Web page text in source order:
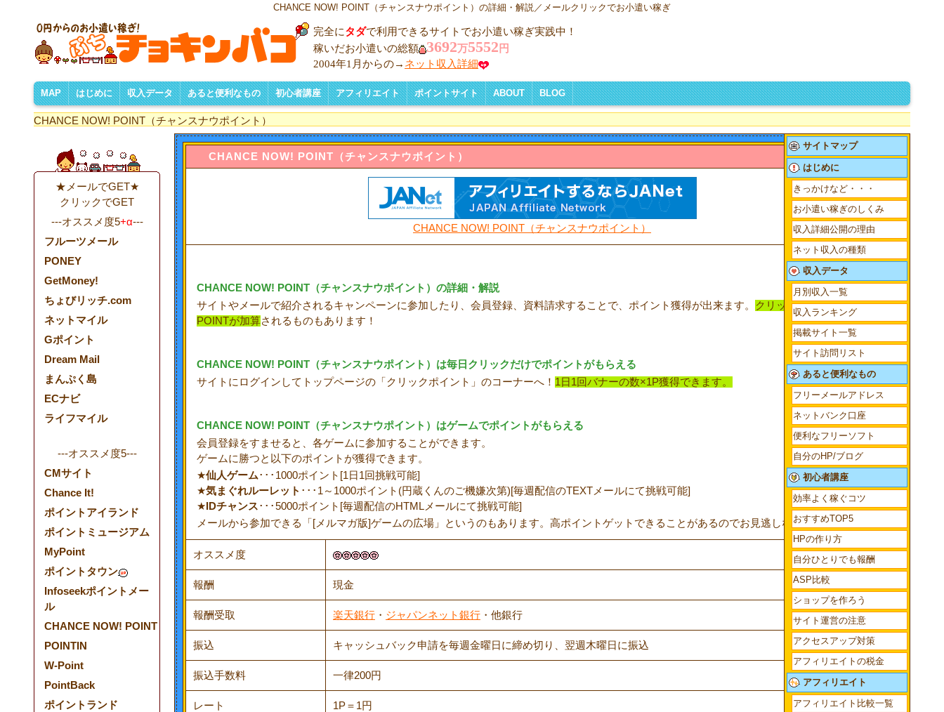
CHANCE NOW! POINT（チャンスナウポイント）の詳細・解説／メールクリックでお小遣い稼ぎ
完全にタダで利用できるサイトでお小遣い稼ぎ実践中！
稼いだお小遣いの総額
3692万5552 円
2004年1月からの→ ネット収入詳細
MAP はじめに
お小遣い稼ぎとは
きっかけなど・・・
お小遣い稼ぎのしくみ
収入詳細公開の理由
ネット収入の種類
収入データ
収入データについて
月別収入一覧
収入ランキング
掲載サイト一覧
サイト訪問リスト
あると便利なもの
あると便利なものリスト
フリーメールアドレス
ネットバンク口座
便利なフリーソフト
自分のHP/ブログ
初心者講座
初心者講座 一覧
効率よく稼ぐコツ
おすすめTOP5
HPの作り方
自分ひとりでも報酬
ASP比較
ショップを作ろう
サイト運営の注意
アクセスアップ対策
アフィリエイトの税金
アフィリエイト
広告収入のいろいろなタイプ
アフィリエイトとは
アフィリエイト比較一覧
ブログ記事型比較一覧
リンクスタッフ比較一覧
クリック保証比較一覧
携帯専用ASP比較一覧
ポイントサイト
ポイントサイトについて
アンケート比較一覧
ポイントサイト
クメールリックで稼ぐ
携帯メール
ABOUT
ABOUT ME
BLOG
BLOG
CHANCE NOW! POINT（チャンスナウポイント）
★メールでGET★
クリックでGET
---オススメ度5+α---
フルーツメール
PONEY
GetMoney!
ちょびリッチ.com
ネットマイル
Gポイント
Dream Mail
まんぷく島
ECナビ
ライフマイル
---オススメ度5---
CMサイト
Chance It!
ポイントアイランド
ポイントミュージアム
MyPoint
ポイントタウン
Infoseekポイントメー
ル
CHANCE NOW! POINT
POINTIN
W-Point
PointBack
ポイントランド
CHANCE NOW! POINT （チャンスナウポイント）
CHANCE NOW! POINT（チャンスナウポイント）
CHANCE NOW! POINT （チャンスナウポイント ）の詳細・解説
サイトやメールで紹介されるキャンペーンに参加したり、会員登録、資料請求することで、ポイント獲得が出来ます。
クリックするだけで
POINTが加算されるものもあります！
CHANCE NOW! POINT（チャンスナウポイント）は毎日クリックだけでポイントがもらえる
サイトにログインしてトップページの「クリックポイント」のコーナーへ！ 1日1回バナーの数×1P獲得できます。
CHANCE NOW! POINT（チャンスナウポイント）はゲームでポイントがもらえる
会員登録をすませると、各ゲームに参加することができます。
ゲームに勝つと以下のポイントが獲得できます。
★仙人ゲーム･･･1000ポイント[1日1回挑戦可能]
★気まぐれルーレット ･･･1～1000ポイント(円蔵くんのご機嫌次第)[毎週配信のTEXTメールにて挑戦可能]
★ IDチャンス･･･5000ポイント[毎週配信のHTMLメールにて挑戦可能]
メールから参加できる「[メルマガ版]ゲームの広場」というのもあります。高ポイントゲットできることがあるのでお見逃しなく！！
オススメ度
報酬 現金
報酬受取 楽天銀行 ・ ジャパンネット銀行 ・他銀行
振込 キャッシュバック申請を毎週金曜日に締め切り、翌週木曜日に振込
振込手数料 一律200円
レート 1P＝1円
サイトマップ
はじめに
きっかけなど・・・
お小遣い稼ぎのしくみ
収入詳細公開の理由
ネット収入の種類
収入データ
月別収入一覧
収入ランキング
掲載サイト一覧
サイト訪問リスト
あると便利なもの
フリーメールアドレス
ネットバンク口座
便利なフリーソフト
自分のHP/ブログ
初心者講座
効率よく稼ぐコツ
おすすめTOP5
HPの作り方
自分ひとりでも報酬
ASP比較
ショップを作ろう
サイト運営の注意
アクセスアップ対策
アフィリエイトの税金
アフィリエイト
アフィリエイト比較一覧